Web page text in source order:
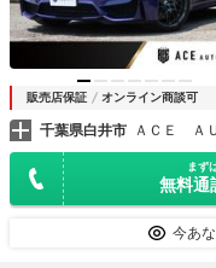
販売店保証 オンライン商談可
千葉県白井市 ＡＣＥ Ａ
まず
無料通
今あ